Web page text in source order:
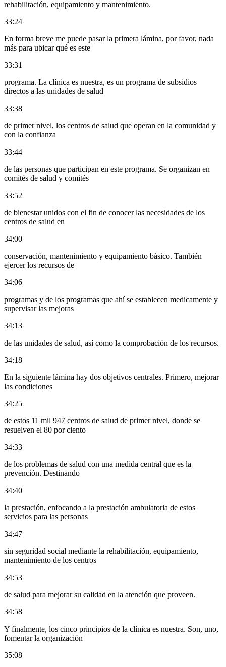
rehabilitación, equipamiento y mantenimiento.
33:24
En forma breve me puede pasar la primera lámina, por favor, nada
más para ubicar qué es este
33:31
programa. La clínica es nuestra, es un programa de subsidios
directos a las unidades de salud
33:38
de primer nivel, los centros de salud que operan en la comunidad y
con la confianza
33:44
de las personas que participan en este programa. Se organizan en
comités de salud y comités
33:52
de bienestar unidos con el fin de conocer las necesidades de los
centros de salud en
34:00
conservación, mantenimiento y equipamiento básico. También
ejercer los recursos de
34:06
programas y de los programas que ahí se establecen medicamente y
supervisar las mejoras
34:13
de las unidades de salud, así como la comprobación de los recursos.
34:18
En la siguiente lámina hay dos objetivos centrales. Primero, mejorar
las condiciones
34:25
de estos 11 mil 947 centros de salud de primer nivel, donde se
resuelven el 80 por ciento
34:33
de los problemas de salud con una medida central que es la
prevención. Destinando
34:40
la prestación, enfocando a la prestación ambulatoria de estos
servicios para las personas
34:47
sin seguridad social mediante la rehabilitación, equipamiento,
mantenimiento de los centros
34:53
de salud para mejorar su calidad en la atención que proveen.
34:58
Y finalmente, los cinco principios de la clínica es nuestra. Son, uno,
fomentar la organización
35:08